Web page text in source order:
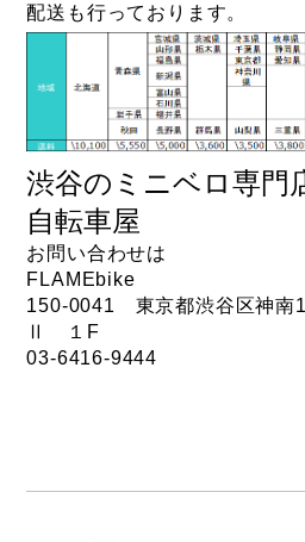
配送も行っております。
渋谷のミニベロ専門
自転車屋
お問い合わせは
FLAMEbike
150-0041 東京都渋谷区神
Ⅱ １F
03-6416-9444